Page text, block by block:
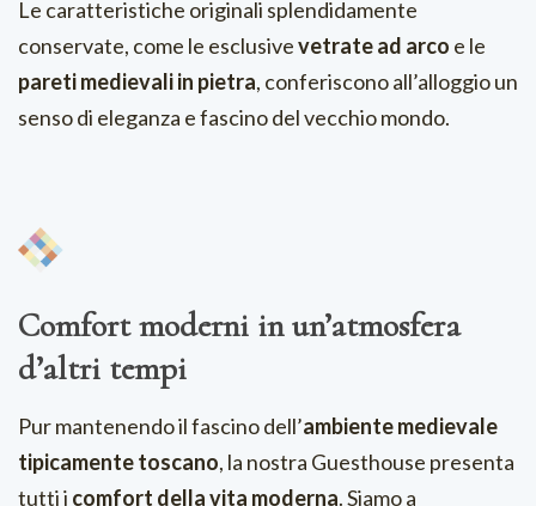
Le caratteristiche originali splendidamente
conservate, come le esclusivevetrate ad arco e le
pareti medievali in pietra, conferiscono all’alloggio un
senso di eleganza e fascino del vecchio mondo.
Comfort moderni in un’atmosfera
d’altri tempi
Pur mantenendo il fascino dell’ambiente medievale
tipicamente toscano, la nostra Guesthouse presenta
tutti i comfort della vita moderna. Siamo a